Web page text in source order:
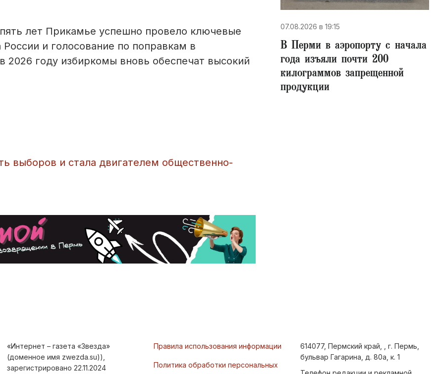
лет Прикамье успешно провело ключевые
и голосование по поправкам в
2026 году избиркомы вновь обеспечат высокий
выборов и стала двигателем общественно-
07.08.2026 в 19:15
В Перми в аэропорту с начала
года изъяли почти 200
килограммов запрещенной
продукции
«Интернет – газета «Звезда»
(доменное имя zwezda.su)),
зарегистрировано 22.11.2024
Правила использования информации
Политика обработки персональных
614077, Пермский край, , г. Пермь,
бульвар Гагарина, д. 80а, к. 1